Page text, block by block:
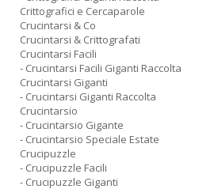
Crittografici e Cercaparole
Crucintarsi & Co
Crucintarsi & Crittografati
Crucintarsi Facili
- Crucintarsi Facili Giganti Raccolta
Crucintarsi Giganti
- Crucintarsi Giganti Raccolta
Crucintarsio
- Crucintarsio Gigante
- Crucintarsio Speciale Estate
Crucipuzzle
- Crucipuzzle Facili
- Crucipuzzle Giganti